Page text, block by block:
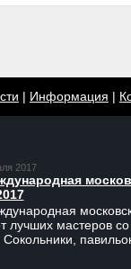
| Информация |
2017
лучших мастеров
Сокольники,